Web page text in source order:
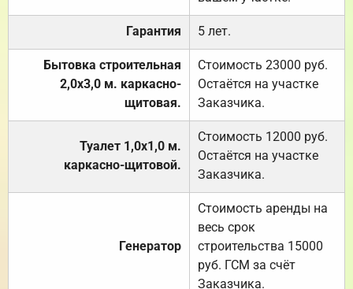
Гарантия 5 лет.
Бытовка строительная
2,0х3,0 м. каркасно-
щитовая.
Стоимость 23000 руб.
Остаётся на участке
Заказчика.
Туалет 1,0х1,0 м.
каркасно-щитовой.
Стоимость 12000 руб.
Остаётся на участке
Заказчика.
Генератор
Стоимость аренды на
весь срок
строительства 15000
руб. ГСМ за счёт
Заказчика.